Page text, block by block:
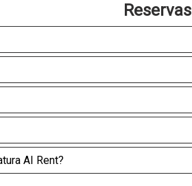
Reservas
AI Rent?